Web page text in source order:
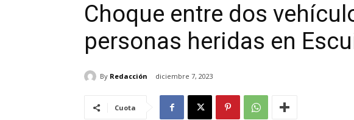
Choque entre dos
personas heridas en
By Redacción diciembre 7, 2023
Cuota